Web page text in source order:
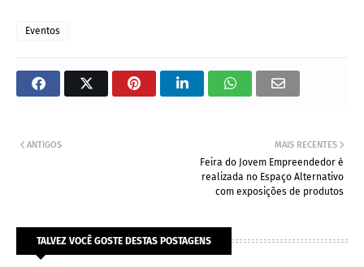
Eventos
MAIS RECENTES
Feira do Jovem Empreendedor é
realizada no Espaço Alternativo
com exposições de produtos
ANTIGOS
TALVEZ VOCÊ GOSTE DESTAS POSTAGENS